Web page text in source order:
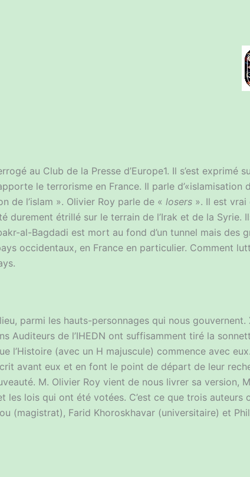
au Club de la Presse d’Europe1. Il s’est exprimé
le terrorisme en France. Il parle d’«islamisation
de l’islam ». Olivier Roy parle de « losers ». Il est
durement étrillé sur le terrain de l’Irak et de la Syrie.
al-Bagdadi est mort au fond d’un tunnel mais des
occidentaux, en France en particulier. Comment
parmi les hauts-personnages qui nous gouvernent.
Auditeurs de l’IHEDN ont suffisamment tiré la
(avec un H majuscule) commence avec
avant eux et en font le point de départ de leur
M. Olivier Roy vient de nous livrer sa version,
lois qui ont été votées. C’est ce que trois auteurs
(magistrat), Farid Khoroskhavar (universitaire) et